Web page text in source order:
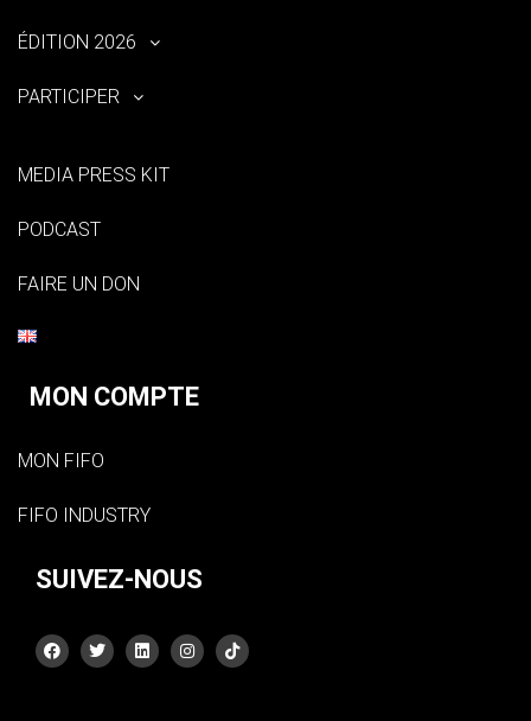
ÉDITION 2026
PARTICIPER
MEDIA PRESS KIT
PODCAST
FAIRE UN DON
MON COMPTE
MON FIFO
FIFO INDUSTRY
SUIVEZ-NOUS